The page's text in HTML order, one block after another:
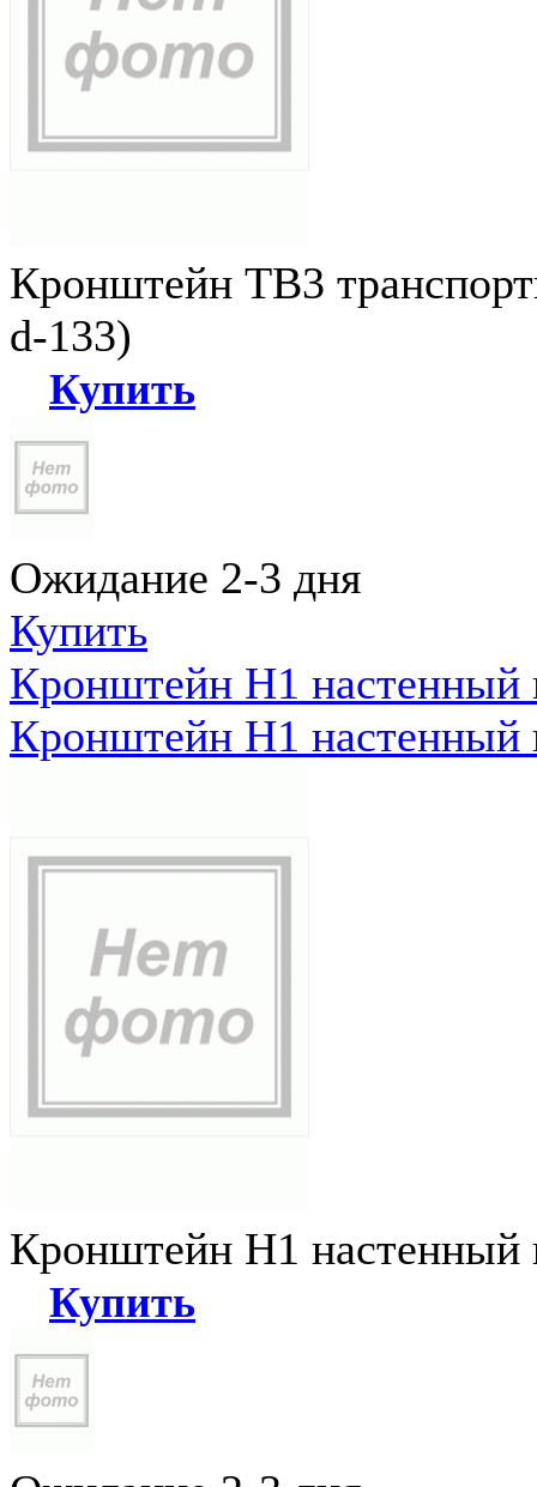
Кронштейн ТВ3
d-133)
Купить
Ожидание 2-3 дня
Купить
Кронштейн Н1
Кронштейн Н1
Кронштейн Н1
Купить